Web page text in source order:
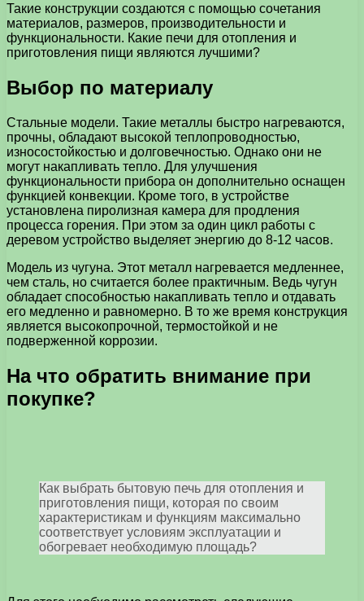
Такие конструкции создаются с помощью сочетания
материалов, размеров, производительности и
функциональности. Какие печи для отопления и
приготовления пищи являются лучшими?
Выбор по материалу
Стальные модели. Такие металлы быстро нагреваются,
прочны, обладают высокой теплопроводностью,
износостойкостью и долговечностью. Однако они не
могут накапливать тепло. Для улучшения
функциональности прибора он дополнительно оснащен
функцией конвекции. Кроме того, в устройстве
установлена пиролизная камера для продления
процесса горения. При этом за один цикл работы с
деревом устройство выделяет энергию до 8-12 часов.
Модель из чугуна. Этот металл нагревается медленнее,
чем сталь, но считается более практичным. Ведь чугун
обладает способностью накапливать тепло и отдавать
его медленно и равномерно. В то же время конструкция
является высокопрочной, термостойкой и не
подверженной коррозии.
На что обратить внимание при
покупке?
Как выбрать бытовую печь для отопления и
приготовления пищи, которая по своим
характеристикам и функциям максимально
соответствует условиям эксплуатации и
обогревает необходимую площадь?